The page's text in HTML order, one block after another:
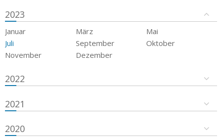
2023
Januar März
Mai
Juli
September
Oktober
November
Dezember
2022
2021
2020